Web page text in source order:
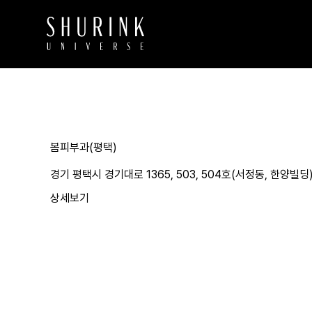
봄피부과(평택)
경기 평택시 경기대로 1365, 503, 504호(서정동, 한양빌
상세보기